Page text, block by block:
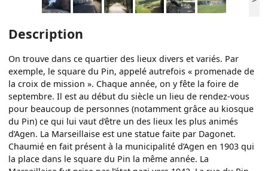
Description
On trouve dans ce quartier des lieux divers et variés. Par
exemple, le square du Pin, appelé autrefois « promenade de
la croix de mission ». Chaque année, on y fête la foire de
septembre. Il est au début du siècle un lieu de rendez-vous
pour beaucoup de personnes (notamment grâce au kiosque
du Pin) ce qui lui vaut d’être un des lieux les plus animés
d’Agen. La Marseillaise est une statue faite par Dagonet.
Chaumié en fait présent à la municipalité d’Agen en 1903 qui
la place dans le square du Pin la même année. La